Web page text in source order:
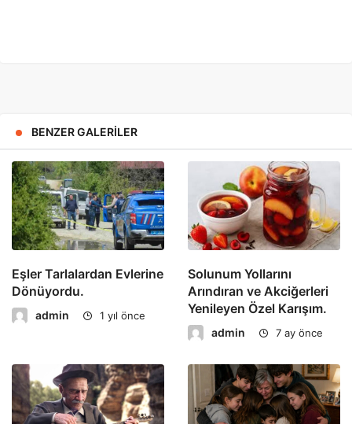
BENZER GALERILER
Eşler Tarlalardan Evlerine
Dönüyordu.
admin 1 yıl önce
Solunum Yollarını
Arındıran ve Akciğerleri
Yenileyen Özel Karışım.
admin 7 ay önce